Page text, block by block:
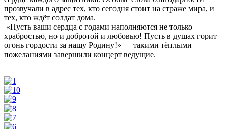
прозвучали в адрес тех, кто сегодня стоит на страже мира, и
тех, кто ждёт солдат дома.
«Пусть ваши сердца с годами наполняются не только
храбростью, но и добротой и любовью! Пусть в душах горит
огонь гордости за нашу Родину!» — такими тёплыми
пожеланиями завершили концерт ведущие.